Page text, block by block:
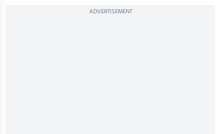
ADVERTISEMENT